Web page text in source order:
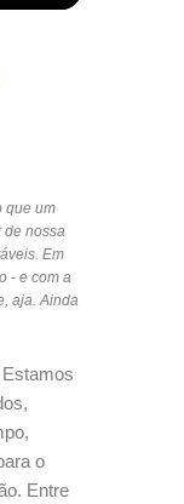
que um
de nossa
Em
- e com a
aja. Ainda
o
Entre